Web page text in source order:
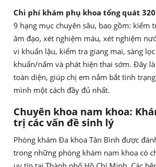
Chi phí khám phụ khoa tổng quát
9 hạng mục chuyên sâu, bao gồm: kiểm
âm đạo, xét nghiệm máu, xét nghiệm
vi khuẩn lậu, kiểm tra giang mai, sàng
khuẩn/nấm và phát hiện thai sớm. Đây
toàn diện, giúp chị em nắm bắt tình
mình một cách đầy đủ nhất.
Chuyên khoa nam khoa:
trị các vấn đề sinh lý
Phòng khám Đa khoa Tân Bình được
trong những phòng khám nam khoa có